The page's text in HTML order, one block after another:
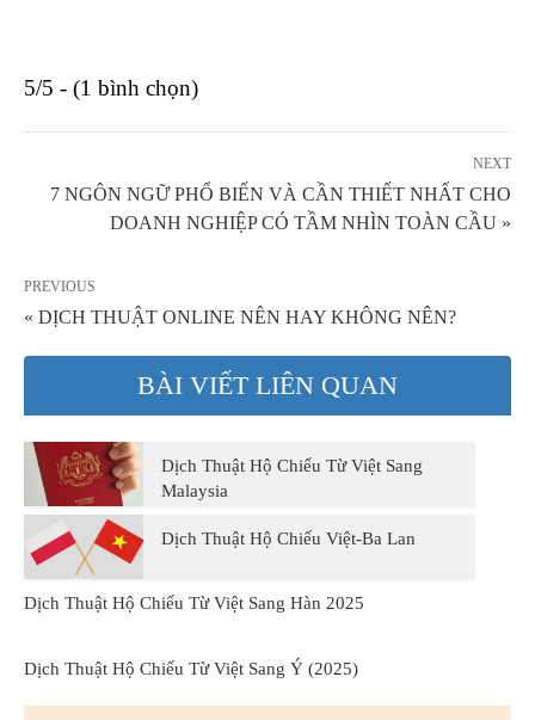
5/5 - (1 bình chọn)
NEXT
7 NGÔN NGỮ PHỔ BIẾN VÀ CẦN THIẾT NHẤT CHO
DOANH NGHIỆP CÓ TẦM NHÌN TOÀN CẦU »
PREVIOUS
« DỊCH THUẬT ONLINE NÊN HAY KHÔNG NÊN?
BÀI VIẾT LIÊN QUAN
Dịch Thuật Hộ Chiếu Từ Việt Sang
Malaysia
Dịch Thuật Hộ Chiếu Việt-Ba Lan
Dịch Thuật Hộ Chiếu Từ Việt Sang Hàn 2025
Dịch Thuật Hộ Chiếu Từ Việt Sang Ý (2025)